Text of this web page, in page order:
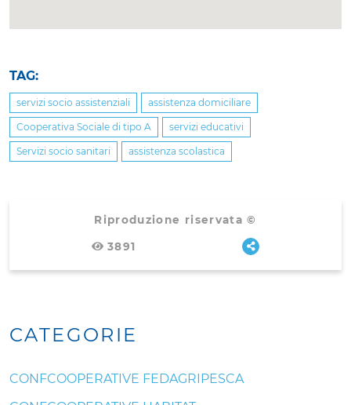
TAG:
servizi socio assistenziali assistenza domiciliare
Cooperativa Sociale di tipo A servizi educativi
Servizi socio sanitari assistenza scolastica
Riproduzione riservata ©
3891
CATEGORIE
CONFCOOPERATIVE FEDAGRIPESCA